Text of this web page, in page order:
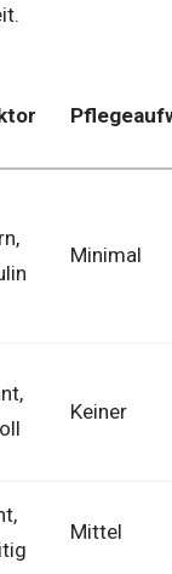
Minimal
Keiner
Mittel